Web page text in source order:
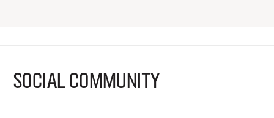
SOCIAL COMMUNITY